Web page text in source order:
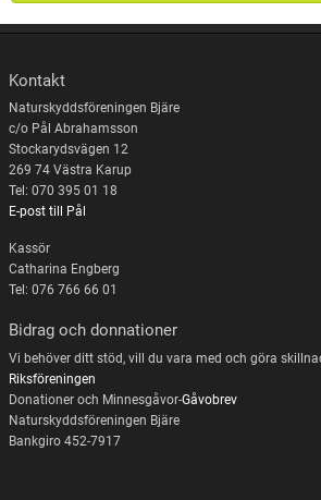
Kontakt
Naturskyddsföreningen Bjäre
c/o Pål Abrahamsson
Stockarydsvägen 12
269 74 Västra Karup
Tel: 070 395 01 18
E-post till Pål
Kassör
Catharina Engberg
Tel: 076 766 66 01
Bidrag och donnationer
Vi behöver ditt stöd, vill du vara med och göra
Riksföreningen
Donationer och Minnesgåvor-Gåvobrev
Naturskyddsföreningen Bjäre
Bankgiro 452-7917